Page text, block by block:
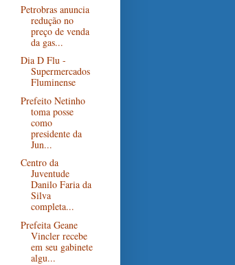
Petrobras anuncia
redução no
preço de venda
da gas...
Dia D Flu -
Supermercados
Fluminense
Prefeito Netinho
toma posse
como
presidente da
Jun...
Centro da
Juventude
Danilo Faria da
Silva
completa...
Prefeita Geane
Vincler recebe
em seu gabinete
algu...